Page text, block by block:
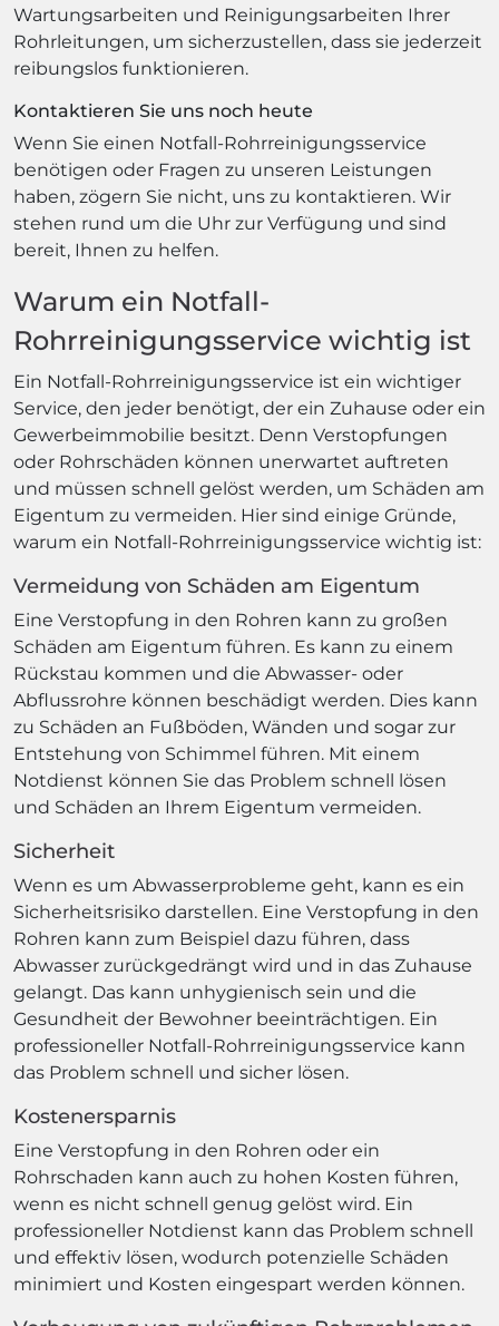
Wartungsarbeiten und Reinigungsarbeiten Ihrer
Rohrleitungen, um sicherzustellen, dass sie jederzeit
reibungslos funktionieren.
Kontaktieren Sie uns noch heute
Wenn Sie einen Notfall-Rohrreinigungsservice
benötigen oder Fragen zu unseren Leistungen
haben, zögern Sie nicht, uns zu kontaktieren. Wir
stehen rund um die Uhr zur Verfügung und sind
bereit, Ihnen zu helfen.
Warum ein Notfall-
Rohrreinigungsservice wichtig ist
Ein Notfall-Rohrreinigungsservice ist ein wichtiger
Service, den jeder benötigt, der ein Zuhause oder ein
Gewerbeimmobilie besitzt. Denn Verstopfungen
oder Rohrschäden können unerwartet auftreten
und müssen schnell gelöst werden, um Schäden am
Eigentum zu vermeiden. Hier sind einige Gründe,
warum ein Notfall-Rohrreinigungsservice wichtig ist:
Vermeidung von Schäden am Eigentum
Eine Verstopfung in den Rohren kann zu großen
Schäden am Eigentum führen. Es kann zu einem
Rückstau kommen und die Abwasser- oder
Abflussrohre können beschädigt werden. Dies kann
zu Schäden an Fußböden, Wänden und sogar zur
Entstehung von Schimmel führen. Mit einem
Notdienst können Sie das Problem schnell lösen
und Schäden an Ihrem Eigentum vermeiden.
Sicherheit
Wenn es um Abwasserprobleme geht, kann es ein
Sicherheitsrisiko darstellen. Eine Verstopfung in den
Rohren kann zum Beispiel dazu führen, dass
Abwasser zurückgedrängt wird und in das Zuhause
gelangt. Das kann unhygienisch sein und die
Gesundheit der Bewohner beeinträchtigen. Ein
professioneller Notfall-Rohrreinigungsservice kann
das Problem schnell und sicher lösen.
Kostenersparnis
Eine Verstopfung in den Rohren oder ein
Rohrschaden kann auch zu hohen Kosten führen,
wenn es nicht schnell genug gelöst wird. Ein
professioneller Notdienst kann das Problem schnell
und effektiv lösen, wodurch potenzielle Schäden
minimiert und Kosten eingespart werden können.